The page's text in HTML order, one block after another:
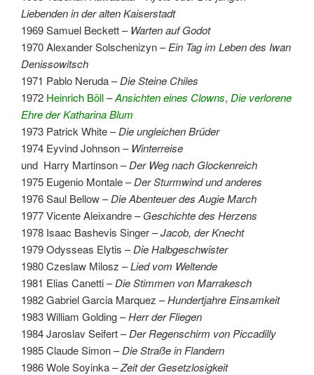
Liebenden in der alten Kaiserstadt
1969 Samuel Beckett –Warten auf Godot
1970 Alexander Solschenizyn –Ein Tag im Leben des Iwan
Denissowitsch
1971 Pablo Neruda –Die Steine Chiles
1972 Heinrich Böll–Ansichten eines Clowns, Die verlorene
Ehre der Katharina Blum
1973 Patrick White –Die ungleichen Brüder
1974 Eyvind Johnson – Winterreise
und Harry Martinson –Der Weg nach Glockenreich
1975 Eugenio Montale –Der Sturmwind und anderes
1976 Saul Bellow –Die Abenteuer des Augie March
1977 Vicente Aleixandre –Geschichte des Herzens
1978 Isaac Bashevis Singer –Jacob, der Knecht
1979 Odysseas Elytis –Die Halbgeschwister
1980 Czeslaw Milosz –Lied vom Weltende
1981 Elias Canetti –Die Stimmen von Marrakesch
1982 Gabriel Garcia Marquez –Hundertjahre Einsamkeit
1983 William Golding –Herr der Fliegen
1984 Jaroslav Seifert –Der Regenschirm von Piccadilly
1985 Claude Simon –Die Straße in Flandern
1986 Wole Soyinka –Zeit der Gesetzlosigkeit